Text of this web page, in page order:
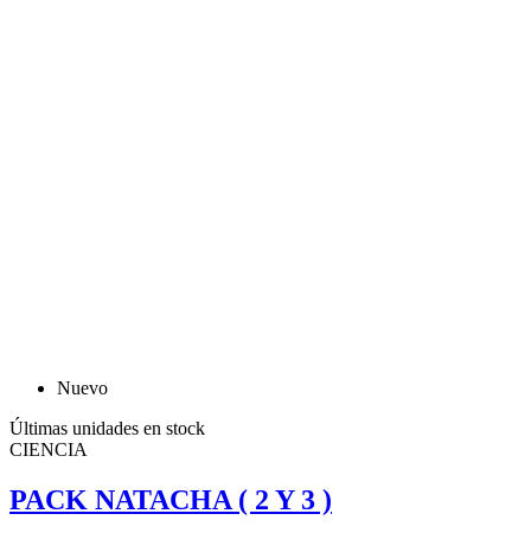
Nuevo
Últimas unidades en stock
CIENCIA
PACK NATACHA ( 2 Y 3 )